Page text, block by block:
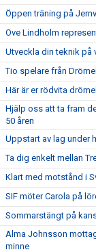
Öppen träning på
Ove Lindholm
Utveckla din teknik på
Tio spelare från
Här är er rödvita
Hjälp oss att ta fram
50 åren
Uppstart av lag under
Ta dig enkelt mellan
Klart med motstånd i
SIF möter Carola på
Sommarstängt på
Alma Johnsson
minne